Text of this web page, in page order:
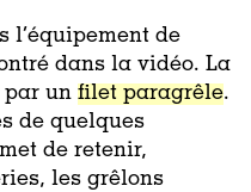
l’équipement de
dans la vidéo. La
par un filet paragrêle.
de quelques
de retenir,
les grêlons